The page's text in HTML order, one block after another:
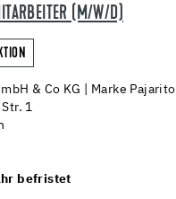
(M/W/D)
& Co KG | Marke Pajarito
1
befristet